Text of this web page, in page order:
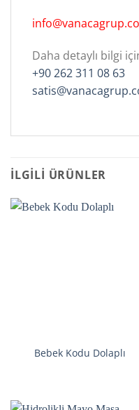
Daha detaylı bilgi
+90 262 311 08 63
İLGILI ÜRÜNLER
Bebek Kodu Dolaplı